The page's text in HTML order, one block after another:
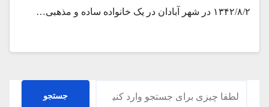
۱۳۴۲/۸/۲ در شهر آبادان در یک خانواده ساده و مذهبی…
جستجو جستجو